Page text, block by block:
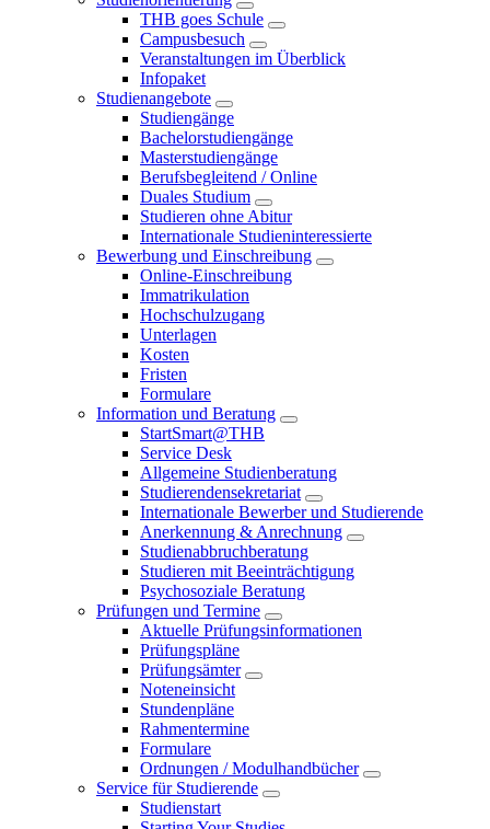
THB goes Schule
Campusbesuch
Veranstaltungen im Überblick
Infopaket
Studienangebote
Studiengänge
Bachelorstudiengänge
Masterstudiengänge
Berufsbegleitend / Online
Duales Studium
Studieren ohne Abitur
Internationale Studieninteressierte
Bewerbung und Einschreibung
Online-Einschreibung
Immatrikulation
Hochschulzugang
Unterlagen
Kosten
Fristen
Formulare
Information und Beratung
StartSmart@THB
Service Desk
Allgemeine Studienberatung
Studierendensekretariat
Internationale Bewerber und Studierende
Anerkennung & Anrechnung
Studienabbruchberatung
Studieren mit Beeinträchtigung
Psychosoziale Beratung
Prüfungen und Termine
Aktuelle Prüfungsinformationen
Prüfungspläne
Prüfungsämter
Noteneinsicht
Stundenpläne
Rahmentermine
Formulare
Ordnungen / Modulhandbücher
Service für Studierende
Studienstart